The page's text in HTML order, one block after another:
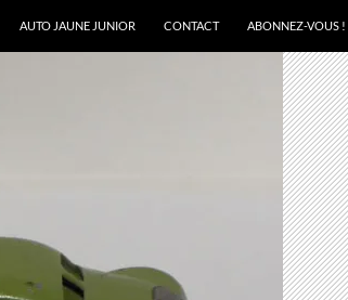
AUTO JAUNE JUNIOR CONTACT ABONNEZ-VOUS !